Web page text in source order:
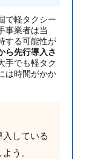
で軽タクシー
事業者は当
する可能性が
ら先行導入さ
手でも軽タク
は時間がかか
している
う。